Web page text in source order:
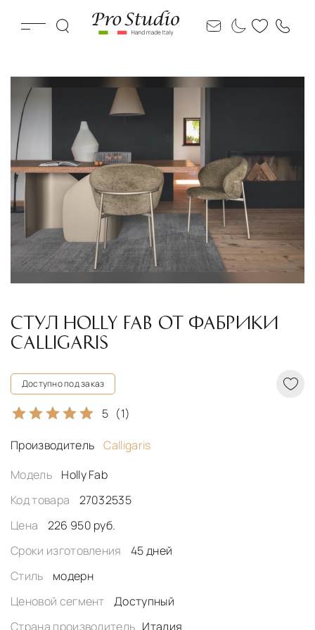
СТУЛ HOLLY FAB ОТ ФАБРИКИ
CALLIGARIS
Доступно под заказ
5 (1)
Производитель
Calligaris
Модель
Holly Fab
Код товара
27032535
Цена
226 950 руб.
Сроки изготовления
45 дней
Стиль
модерн
Ценовой сегмент
Доступный
Страна производитель Италия